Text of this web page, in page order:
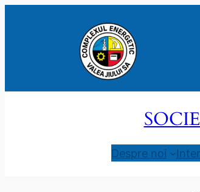
Despre noi